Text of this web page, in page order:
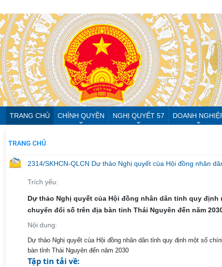
TRANG CHỦ CHÍNH QUYỀN NGHỊ QUYẾT 57 DOANH
TRANG CHỦ
2314/SKHCN-QLCN Dự thảo Nghị quyết của Hội đồng nhân
Trích yếu:
Dự thảo Nghị quyết của Hội đồng nhân dân tỉnh quy
chuyển đổi số trên địa bàn tỉnh Thái Nguyên đến năm
Nội dung:
Dự thảo Nghị quyết của Hội đồng nhân dân tỉnh quy định một số
bàn tỉnh Thái Nguyên đến năm 2030
Tập tin tải về: